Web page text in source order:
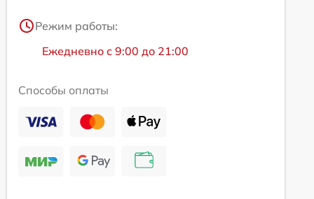
Режим работы:
Ежедневно с 9:00 до 21:00
Способы оплаты